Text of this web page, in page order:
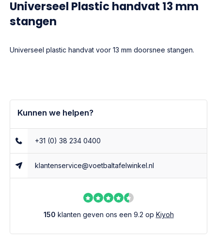
Universeel Plastic handvat 13 mm
stangen
Universeel plastic handvat voor 13 mm doorsnee stangen.
Kunnen we helpen?
+31 (0) 38 234 0400
klantenservice@voetbaltafelwinkel.nl
150 klanten geven ons een 9.2 op Kiyoh